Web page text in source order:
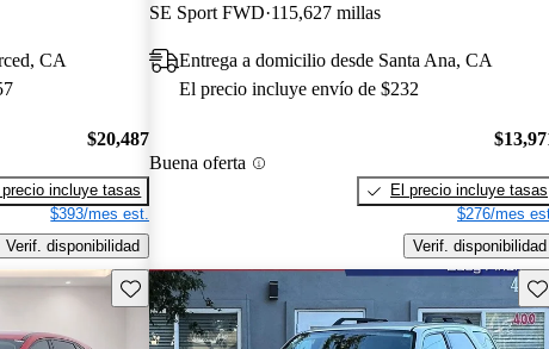
CA
$20,487
precio incluye tasas
$393/mes est.
Verif. disponibilidad
SE Sport FWD 115,627 millas
Entrega a domicilio desde Santa Ana, CA
El precio incluye envío de $232
Buena oferta
El precio incluye tasas
$276/mes
Verif. disponibilidad
Guarda este Aviso